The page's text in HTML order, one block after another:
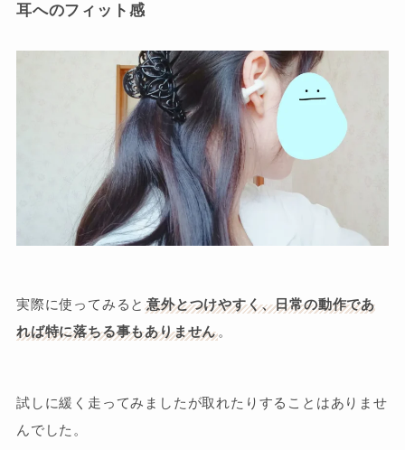
耳へのフィット感
実際に使ってみると意外とつけやすく、日常の動作であ
れば特に落ちる事もありません 。
試しに緩く走ってみましたが取れたりすることはありませ
んでした。